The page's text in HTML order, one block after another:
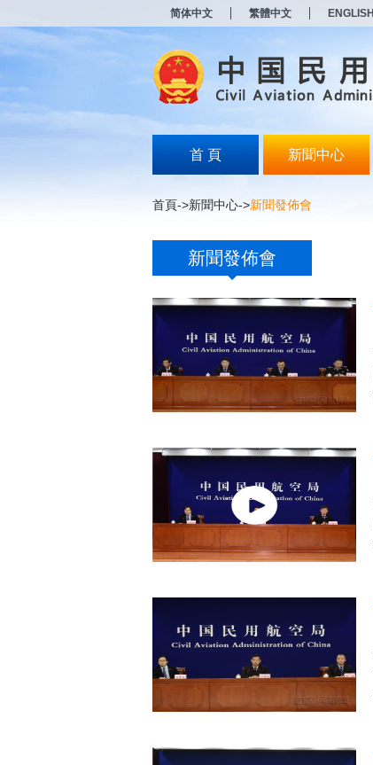
简体中文 繁體中文 ENGLISH
首 頁 新聞中心
首頁->新聞中心->新聞發佈會
新聞發佈會
打
无
障